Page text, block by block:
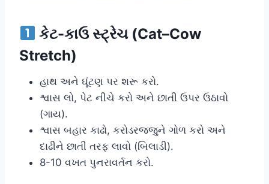
કેટ-કાઉ સ્ટ્રેચ (Cat–Cow
Stretch)
હાથ અને ઘૂંટણ પર શરૂ કરો.
શ્વાસ લો, પેટ નીચે કરો અને છાતી ઉપર ઉઠાવો
(ગાય).
શ્વાસ બહાર કાઢો, કરોડરજ્જુને ગોળ કરો અને
દાઢીને છાતી તરફ લાવો (બિલાડી).
8-10 વખત પુનરાવર્તન કરો.